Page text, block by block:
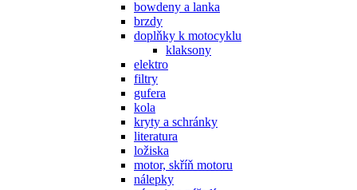
bowdeny a lanka
brzdy
doplňky k motocyklu
klaksony
elektro
filtry
gufera
kola
kryty a schránky
literatura
ložiska
motor, skříň motoru
nálepky